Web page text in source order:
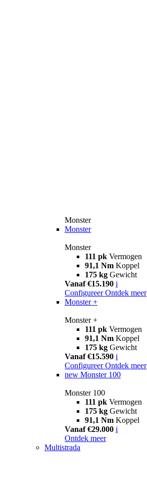
Monster
Monster
Monster
111 pk Vermogen
91,1 Nm Koppel
175 kg Gewicht
Vanaf €15.190 i
Configureer Ontdek meer
Monster +
Monster +
111 pk Vermogen
91,1 Nm Koppel
175 kg Gewicht
Vanaf €15.590 i
Configureer Ontdek meer
new Monster 100
Monster 100
111 pk Vermogen
175 kg Gewicht
91,1 Nm Koppel
Vanaf €29.000 i
Ontdek meer
Multistrada